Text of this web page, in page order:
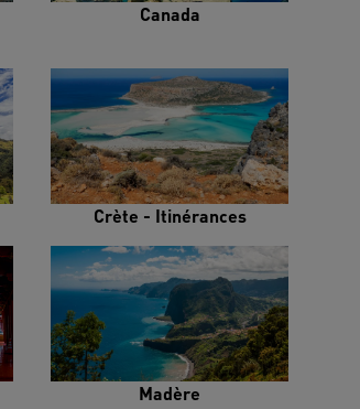
Canada
Crète - Itinérances
Madère